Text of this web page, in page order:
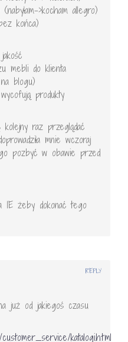
>kocham allegro)
końca)
mebli do klienta
blogu)
produkty
raz przeglądać
mnie wczoraj
pozbyć w obawie przed
IE żeby dokonać tego
już od jakiegoś czasu
katalogi.html
REPLY